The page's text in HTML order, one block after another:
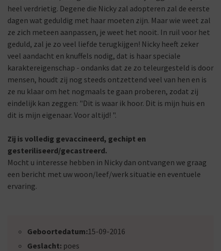
heel verdrietig. Degene die Nicky zal adopteren zal de eerste
dagen wat geduldig met haar moeten zijn. Maar wie weet zal
ze zich meteen aanpassen, je weet het nooit. In ruil voor het
geduld, zal je zo veel liefde terugkijgen! Nicky heeft zeker
veel aandacht en knuffels nodig, dat is haar speciale
karaktereigenschap - ondanks dat ze zo teleurgesteld is door
mensen, houdt zij nog steeds ontzettend veel van hen en is
ze nu klaar om het nogmaals te gaan proberen, zodat zij
eindelijk kan zeggen: "Dit is waar ik hoor. Dit is mijn huis en
dit is mijn eigenaar. Voor altijd! ".
Zij is volledig gevaccineerd, gechipt en
gesteriliseerd/gecastreerd.
Mocht u interesse hebben in Nicky dan ontvangen we graag
een bericht met uw woon/leef/werk situatie en eventuele
ervaring.
Geboortedatum:15-09-2016
Geslacht: poes